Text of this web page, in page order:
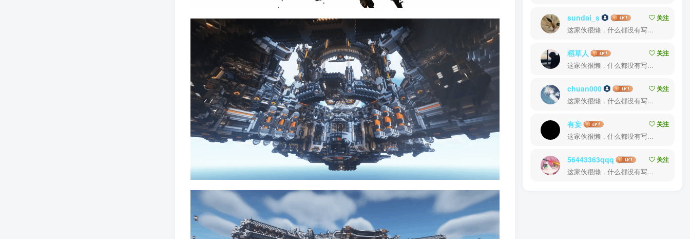
sundai_s
关注
这家伙很懒，什么都没有写...
稻草人
关注
这家伙很懒，什么都没有写...
chuan000
关注
这家伙很懒，什么都没有写...
有妄
关注
这家伙很懒，什么都没有写...
56443363qqq
关注
这家伙很懒，什么都没有写...